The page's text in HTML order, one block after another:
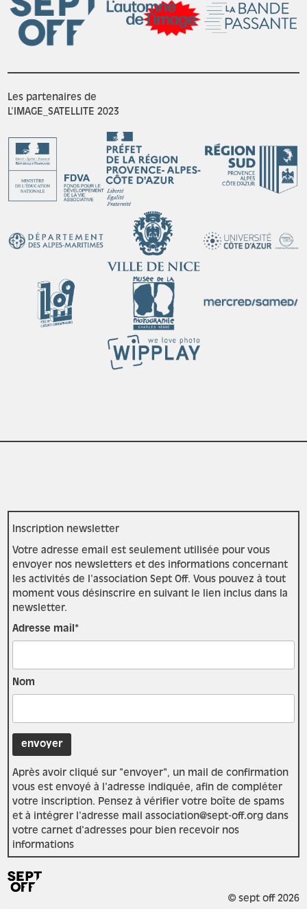
Les partenaires de
L’IMAGE_SATELLITE 2023
Inscription newsletter
Votre adresse email est seulement utilisée pour vous
envoyer nos newsletters et des informations concernant
les activités de l'association Sept Off. Vous pouvez à tout
moment vous désinscrire en suivant le lien inclus dans la
newsletter.
Adresse mail*
Nom
Après avoir cliqué sur "envoyer", un mail de confirmation
vous est envoyé à l'adresse indiquée, afin de compléter
votre inscription. Pensez à vérifier votre boîte de spams
et à intégrer l'adresse mail association@sept-off.org dans
votre carnet d'adresses pour bien recevoir nos
informations
© sept off 2026